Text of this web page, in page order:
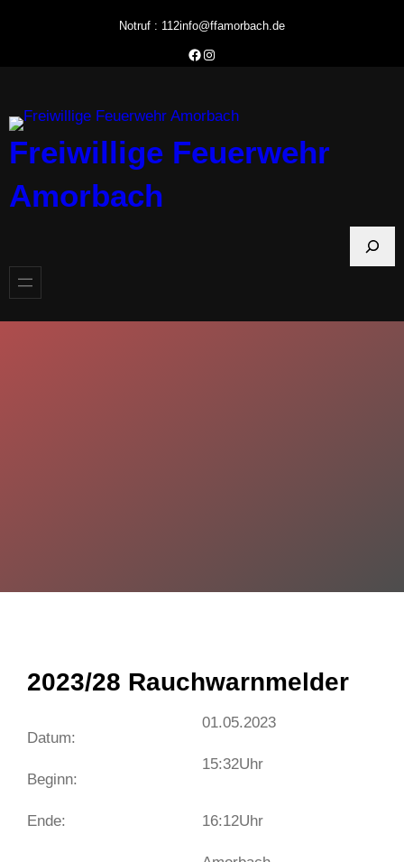
Notruf : 112info@ffamorbach.de
Facebook Feuerwehr Amorbach
Instagram Feuerwehr Amorbach
Freiwillige Feuerwehr
Amorbach
h
2023/28 Rauchwarnmelder
Datum:
Beginn:
Ende:
01.05.2023
15:32Uhr
16:12Uhr